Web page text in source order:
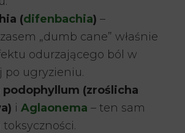
(difenbachia) –
„dumb cane” właśnie
odurzającego ból w
po ugryzieniu.
(zroślicha
i Aglaonema – ten sam